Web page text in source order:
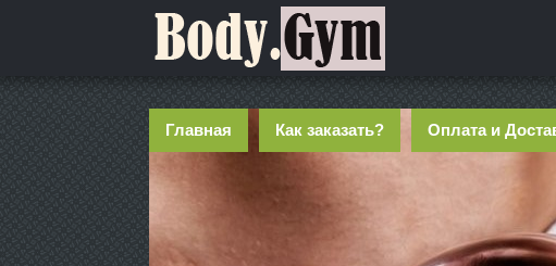
Главная Как заказать? Оплата и